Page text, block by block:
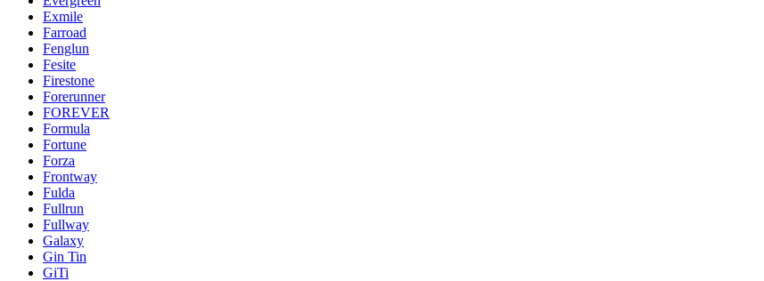
Exmile
Farroad
Fenglun
Fesite
Firestone
Forerunner
FOREVER
Formula
Fortune
Forza
Frontway
Fulda
Fullrun
Fullway
Galaxy
Gin Tin
GiTi